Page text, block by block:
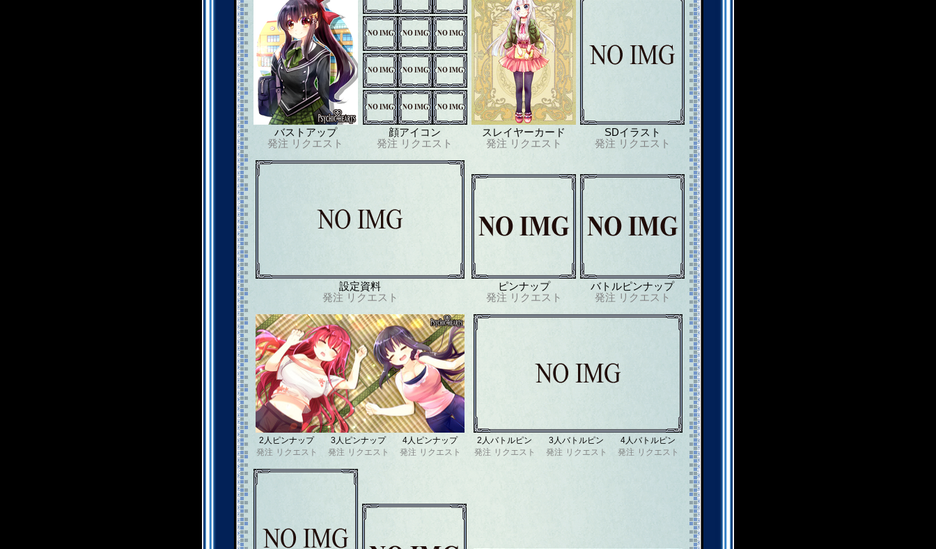
バストアップ
発注 リクエスト
顔アイコン
発注 リクエスト
スレイヤーカード
発注 リクエスト
SDイラスト
発注 リクエスト
設定資料
発注 リクエスト
ピンナップ
発注 リクエスト
バトルピンナップ
発注 リクエスト
2人ピンナップ
発注 リクエスト
3人ピンナップ
発注 リクエスト
4人ピンナップ
発注 リクエスト
2人バトルピン
発注 リクエスト
3人バトルピン
発注 リクエスト
4人バトルピン
発注 リクエスト